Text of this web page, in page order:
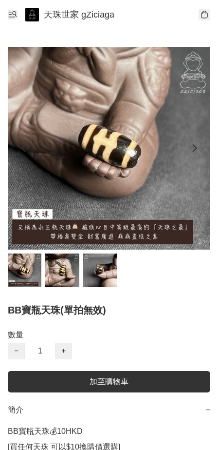
天珠世家 gZiciaga
BB寶瓶天珠(單拍無效)
數量
−
+
加至購物車
簡介 −
BB寶瓶天珠💰10HKD
[買任何天珠 可以$10換購價選購]